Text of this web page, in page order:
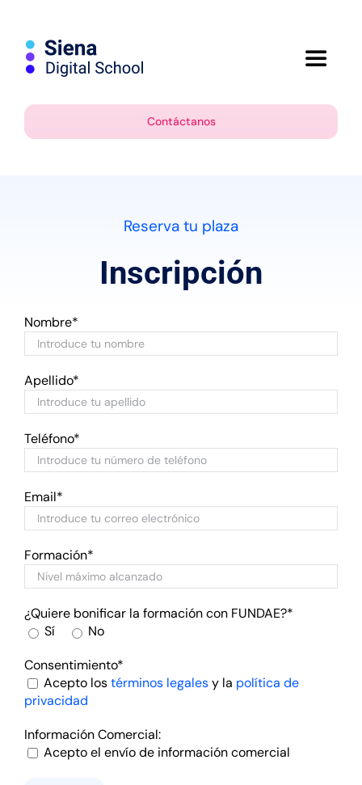
contenido
Toggle
Contáctanos
Reserva tu plaza
Inscripción
Nombre*
Apellido*
Teléfono*
Email*
Formación*
¿Quiere bonificar la formación con FUNDAE?*
Sí
No
Consentimiento*
Acepto lostérminos legalesy la política de
privacidad
Información Comercial:
Acepto el envío de información comercial